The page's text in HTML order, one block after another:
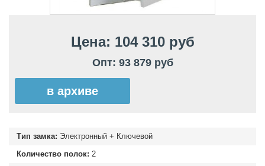
Цена: 104 310 руб
Опт: 93 879 руб
в архиве
Тип замка: Электронный + Ключевой
Количество полок: 2